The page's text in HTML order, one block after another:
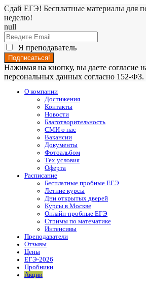
Сдай ЕГЭ! Бесплатные материалы для
неделю!
null
Я преподаватель
Нажимая на кнопку, вы даете согласие
персональных данных согласно 152-ФЗ.
О компании
Достижения
Контакты
Новости
Благотворительность
СМИ о нас
Вакансии
Документы
Фотоальбом
Тех условия
Оферта
Расписание
Бесплатные пробные ЕГЭ
Летние курсы
Дни открытых дверей
Курсы в Москве
Онлайн-пробные ЕГЭ
Стримы по математике
Интенсивы
Преподаватели
Отзывы
Цены
ЕГЭ-2026
Пробники
Акции